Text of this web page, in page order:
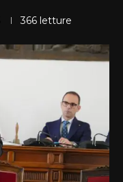
366 letture